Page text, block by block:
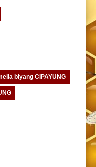
biyang CIPAYUNG